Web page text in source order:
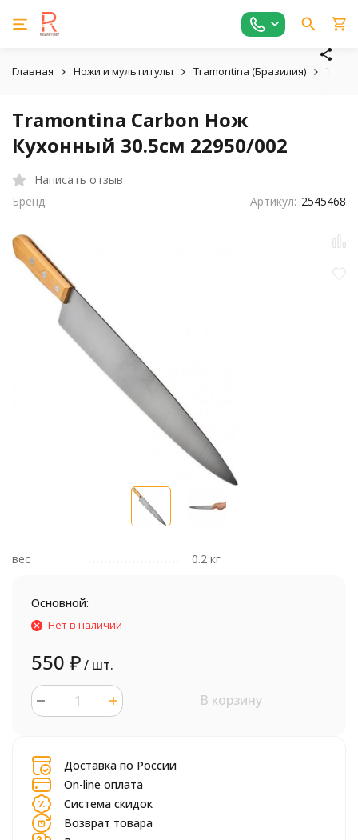
Главная Ножи и мультитулы Tramontina (Бразилия)
Tramontina Carbon Нож
Кухонный 30.5см 22950/002
Написать отзыв
Бренд:
Артикул: 2545468
вес 0.2 кг
Основной:
Нет в наличии
550 ₽/ шт.
В корзину
Доставка по России
On-line оплата
Система скидок
Возврат товара